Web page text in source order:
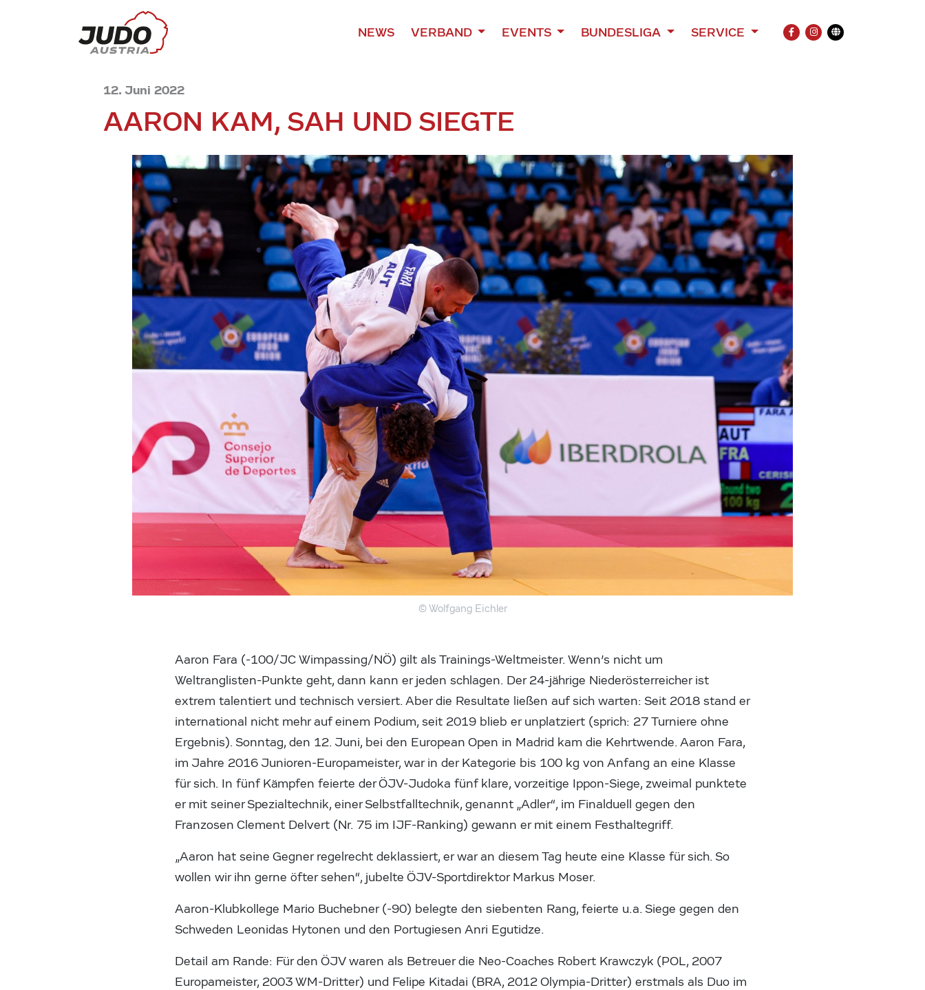
NEWS VERBAND EVENTS BUNDESLIGA SERVICE
FACEBOOK
INSTAGRAM
Übersetzung
12. Juni 2022
AARON KAM, SAH UND SIEGTE
© Wolfgang Eichler
Aaron Fara (-100/JC Wimpassing/NÖ) gilt als Trainings-Weltmeister. Wenn’s nicht um
Weltranglisten-Punkte geht, dann kann er jeden schlagen. Der 24-jährige Niederösterreicher ist
extrem talentiert und technisch versiert. Aber die Resultate ließen auf sich warten: Seit 2018 stand er
international nicht mehr auf einem Podium, seit 2019 blieb er unplatziert (sprich: 27 Turniere ohne
Ergebnis). Sonntag, den 12. Juni, bei den European Open in Madrid kam die Kehrtwende. Aaron Fara,
im Jahre 2016 Junioren-Europameister, war in der Kategorie bis 100 kg von Anfang an eine Klasse
für sich. In fünf Kämpfen feierte der ÖJV-Judoka fünf klare, vorzeitige Ippon-Siege, zweimal punktete
er mit seiner Spezialtechnik, einer Selbstfalltechnik, genannt „Adler“, im Finalduell gegen den
Franzosen Clement Delvert (Nr. 75 im IJF-Ranking) gewann er mit einem Festhaltegriff.
„Aaron hat seine Gegner regelrecht deklassiert, er war an diesem Tag heute eine Klasse für sich. So
wollen wir ihn gerne öfter sehen“, jubelte ÖJV-Sportdirektor Markus Moser.
Aaron-Klubkollege Mario Buchebner (-90) belegte den siebenten Rang, feierte u.a. Siege gegen den
Schweden Leonidas Hytonen und den Portugiesen Anri Egutidze.
Detail am Rande: Für den ÖJV waren als Betreuer die Neo-Coaches Robert Krawczyk (POL, 2007
Europameister, 2003 WM-Dritter) und Felipe Kitadai (BRA, 2012 Olympia-Dritter) erstmals als Duo im